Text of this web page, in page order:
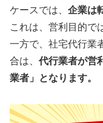
ケースでは、 企業は
これは、営利目的で
一方で、社宅代行業
合は、 代行業者が営
業者」となります。